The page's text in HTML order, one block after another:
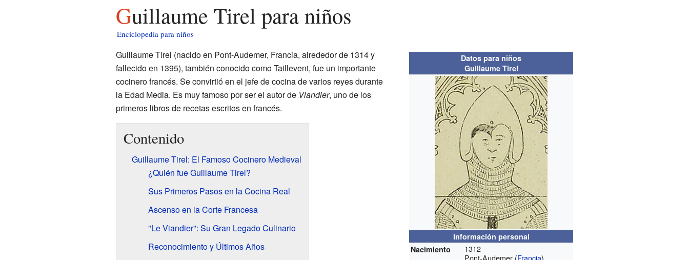
Guillaume Tirel para niños
Enciclopedia para niños
Datos para niños
Guillaume Tirel
Información personal
Nacimiento
1312
Pont-Audemer (Francia)
Guillaume Tirel (nacido en Pont-Audemer, Francia, alrededor de 1314 y
fallecido en 1395), también conocido como Taillevent, fue un importante
cocinero francés. Se convirtió en el jefe de cocina de varios reyes durante
la Edad Media. Es muy famoso por ser el autor de Viandier, uno de los
primeros libros de recetas escritos en francés.
Contenido
Guillaume Tirel: El Famoso Cocinero Medieval
¿Quién fue Guillaume Tirel?
Sus Primeros Pasos en la Cocina Real
Ascenso en la Corte Francesa
"Le Viandier": Su Gran Legado Culinario
Reconocimiento y Últimos Años